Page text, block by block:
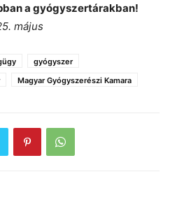
a gyógyszertárakban!
május
gyógyszer
Magyar Gyógyszerészi Kamara